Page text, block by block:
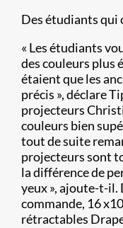
Des étudiants qui
« Les étudiants
des couleurs plus
étaient que les
précis », déclare
projecteurs
couleurs bien
tout de suite
projecteurs sont
la différence de
yeux », ajoute-t-il.
commande, 16
rétractables